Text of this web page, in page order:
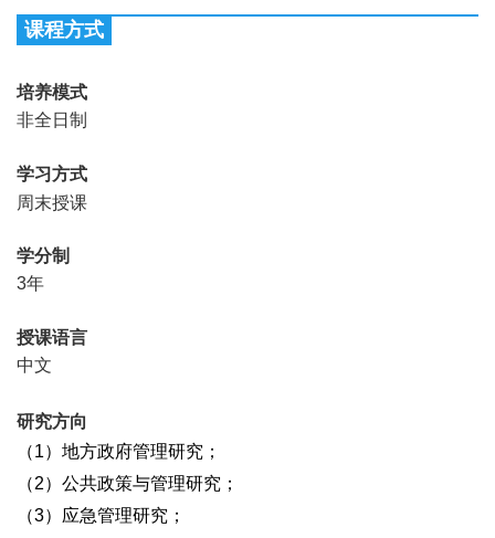
课程方式
培养模式
非全日制
学习方式
周末授课
学分制
3年
授课语言
中文
研究方向
（1）地方政府管理研究；
（2）公共政策与管理研究；
（3）应急管理研究；